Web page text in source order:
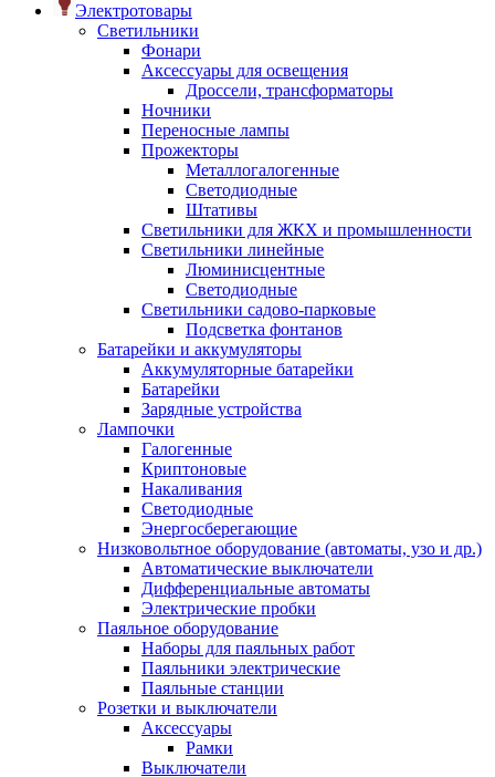
Электротовары
Светильники
Фонари
Аксессуары для освещения
Дроссели, трансформаторы
Ночники
Переносные лампы
Прожекторы
Металлогалогенные
Светодиодные
Штативы
Светильники для ЖКХ и промышленности
Светильники линейные
Люминисцентные
Светодиодные
Светильники садово-парковые
Подсветка фонтанов
Батарейки и аккумуляторы
Аккумуляторные батарейки
Батарейки
Зарядные устройства
Лампочки
Галогенные
Криптоновые
Накаливания
Светодиодные
Энергосберегающие
Низковольтное оборудование (автоматы, узо и др.)
Автоматические выключатели
Дифференциальные автоматы
Электрические пробки
Паяльное оборудование
Наборы для паяльных работ
Паяльники электрические
Паяльные станции
Розетки и выключатели
Аксессуары
Рамки
Выключатели